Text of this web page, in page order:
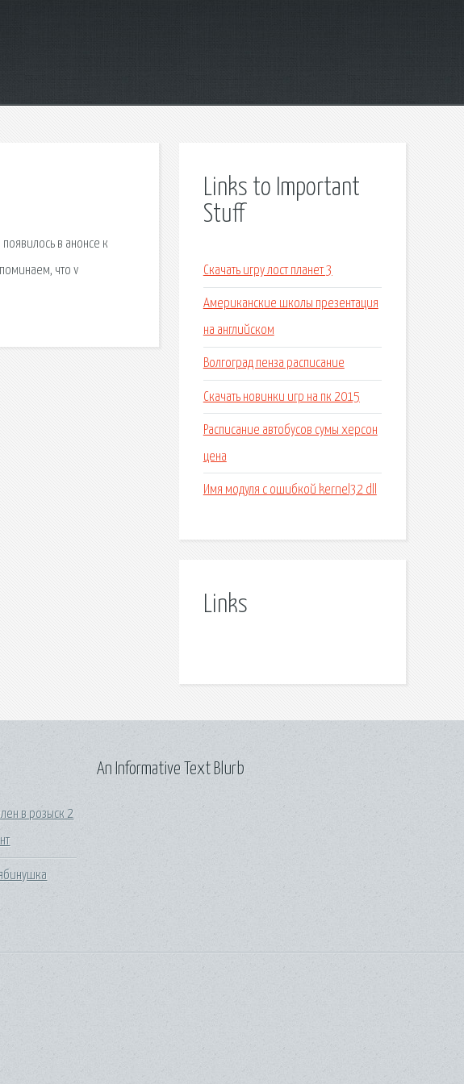
в анонсе к
что v
Links to Important
Stuff
Скачать игру лост планет 3
Американские школы презентация
на английском
Волгоград пенза расписание
Скачать новинки игр на пк 2015
Расписание автобусов сумы херсон
цена
Имя модуля с ошибкой kernel32 dll
Links
в розыск 2
An Informative Text Blurb